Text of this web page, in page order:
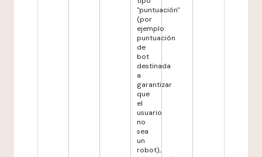
"puntuación"
(por
ejemplo:
puntuación
de
bot
destinada
a
garantizar
que
el
usuario
no
sea
un
robot),